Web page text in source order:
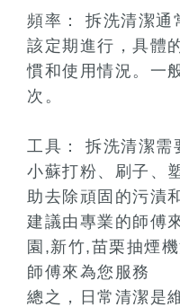
頻率： 拆洗清潔通
該定期進行，具體
慣和使用情況。一
次。
工具： 拆洗清潔需
小蘇打粉、刷子、
助去除頑固的污漬
建議由專業的師傅
園,新竹,苗栗抽煙
師傅來為您服務
總之，日常清潔是